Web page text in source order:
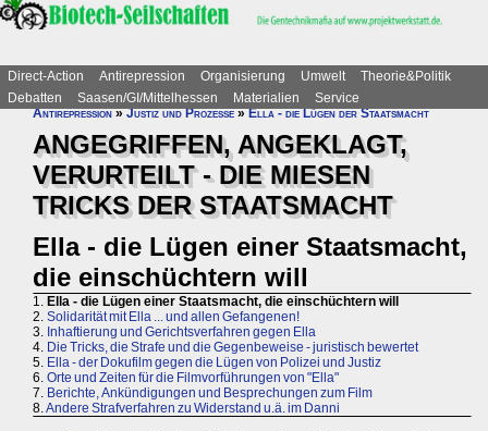
Direct-Action Antirepression Organisierung Umwelt
Theorie&Politik
Debatten
Saasen/GI/Mittelhessen Materialien
Service
Antirepression»Justiz und Prozesse»Ella - die Lügen der Staatsmacht
ANGEGRIFFEN, ANGEKLAGT,
VERURTEILT - DIE MIESEN
TRICKS DER STAATSMACHT
Ella - die Lügen einer Staatsmacht,
die einschüchtern will
1. Ella - die Lügen einer Staatsmacht, die einschüchtern will
2. Solidarität mit Ella ... und allen Gefangenen!
3. Inhaftierung und Gerichtsverfahren gegen Ella
4. Die Tricks, die Strafe und die Gegenbeweise - juristisch bewertet
5. Ella - der Dokufilm gegen die Lügen von Polizei und Justiz
6. Orte und Zeiten für die Filmvorführungen von "Ella"
7. Berichte, Ankündigungen und Besprechungen zum Film
8.Andere Strafverfahren zu Widerstand u.ä. im Danni